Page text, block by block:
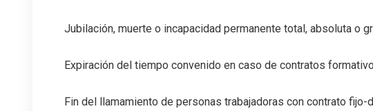
Jubilación, muerte o incapacidad permanente total, absoluta o
Expiración del tiempo convenido en caso de contratos
Fin del llamamiento de personas trabajadoras con contrato fijo-